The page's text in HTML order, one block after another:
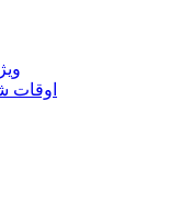
اوقات